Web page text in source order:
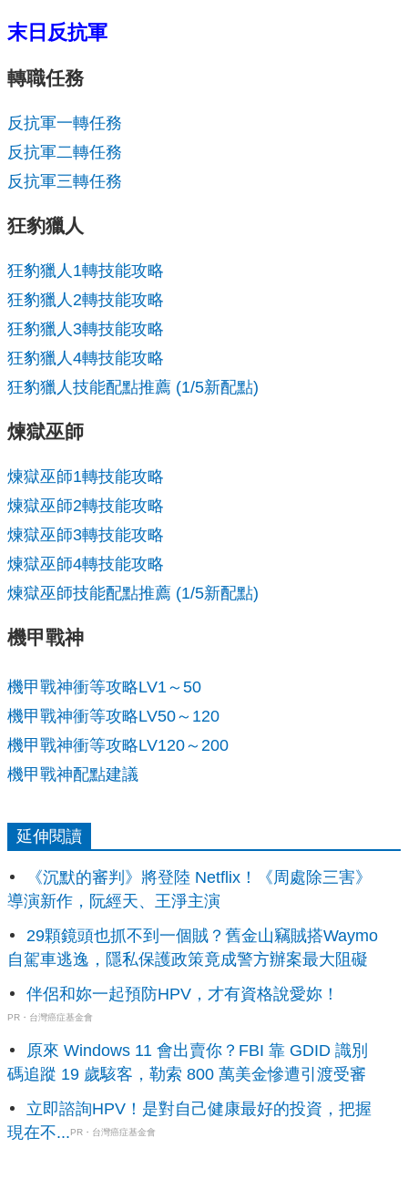
末日反抗軍
轉職任務
反抗軍一轉任務
反抗軍二轉任務
反抗軍三轉任務
狂豹獵人
狂豹獵人1轉技能攻略
狂豹獵人2轉技能攻略
狂豹獵人3轉技能攻略
狂豹獵人4轉技能攻略
狂豹獵人技能配點推薦 (1/5新配點)
煉獄巫師
煉獄巫師1轉技能攻略
煉獄巫師2轉技能攻略
煉獄巫師3轉技能攻略
煉獄巫師4轉技能攻略
煉獄巫師技能配點推薦 (1/5新配點)
機甲戰神
機甲戰神衝等攻略LV1～50
機甲戰神衝等攻略LV50～120
機甲戰神衝等攻略LV120～200
機甲戰神配點建議
延伸閱讀
《沉默的審判》將登陸 Netflix！《周處除三害》
導演新作，阮經天、王淨主演
29顆鏡頭也抓不到一個賊？舊金山竊賊搭Waymo
自駕車逃逸，隱私保護政策竟成警方辦案最大阻礙
伴侶和妳一起預防HPV，才有資格說愛妳！
PR・台灣癌症基金會
原來 Windows 11 會出賣你？FBI 靠 GDID 識別
碼追蹤 19 歲駭客，勒索 800 萬美金慘遭引渡受審
立即諮詢HPV！是對自己健康最好的投資，把握
現在不...PR・台灣癌症基金會